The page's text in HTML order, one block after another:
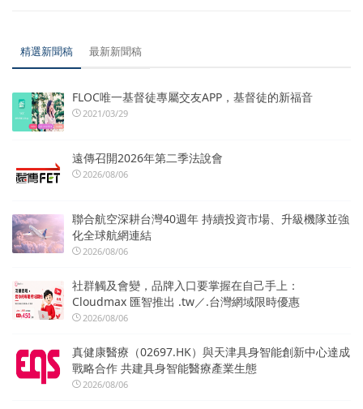
精選新聞稿 最新新聞稿
FLOC唯一基督徒專屬交友APP，基督徒的新福音
2021/03/29
遠傳召開2026年第二季法說會
2026/08/06
聯合航空深耕台灣40週年 持續投資市場、升級機隊並強
化全球航網連結
2026/08/06
社群觸及會變，品牌入口要掌握在自己手上：
Cloudmax 匯智推出 .tw／.台灣網域限時優惠
2026/08/06
真健康醫療（02697.HK）與天津具身智能創新中心達成
戰略合作 共建具身智能醫療產業生態
2026/08/06